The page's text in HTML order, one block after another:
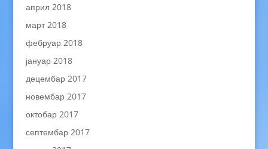
април 2018
март 2018
фебруар 2018
јануар 2018
децембар 2017
новембар 2017
октобар 2017
септембар 2017